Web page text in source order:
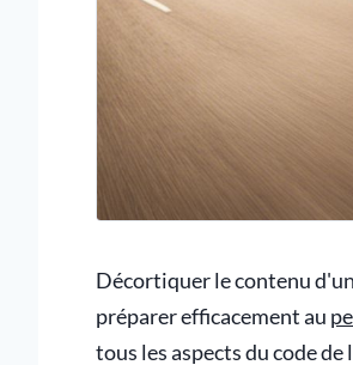
Décortiquer le contenu d'un
préparer efficacement au
tous les aspects du code